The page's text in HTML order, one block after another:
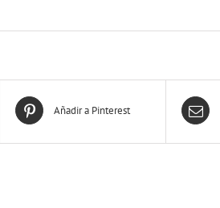
Añadir a Pinterest